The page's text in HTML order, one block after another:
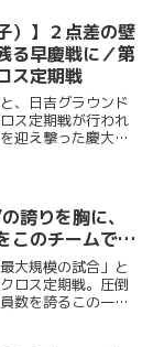
うと、MF・福田崇
...
）】２点差の壁
早慶戦に／第
ス定期戦
、日吉グラウンド
ス定期戦が行われ
迎え撃った慶大
子）の得点で粘り
終了時...
誇りを胸に、
このチームで
④ 峰岸諒×福
（主将・副将
大規模の試合」と
ロス定期戦。圧倒
数を誇るこの一戦